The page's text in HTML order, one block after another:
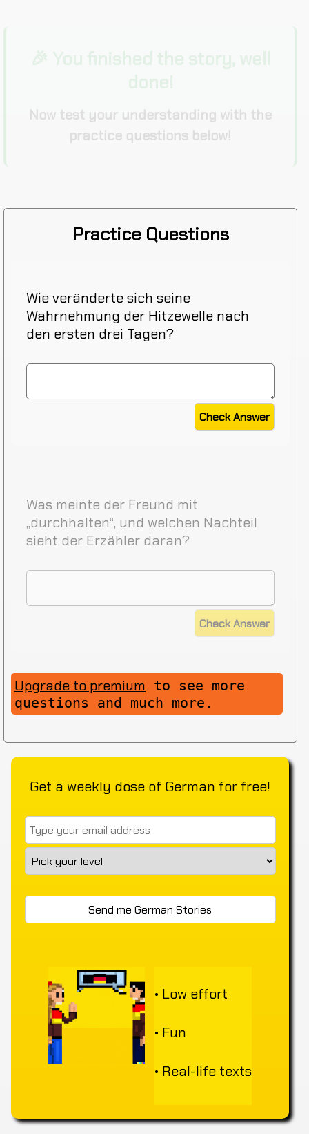
Now test your understanding with the
practice questions below!
Practice Questions
Wie veränderte sich seine
Wahrnehmung der Hitzewelle nach
den ersten drei Tagen?
Was meinte der Freund mit
„durchhalten“, und welchen Nachteil
sieht der Erzähler daran?
Upgrade to premium to see more
questions and much more.
Get a weekly dose of German for free!
• Low effort
• Fun
• Real-life texts